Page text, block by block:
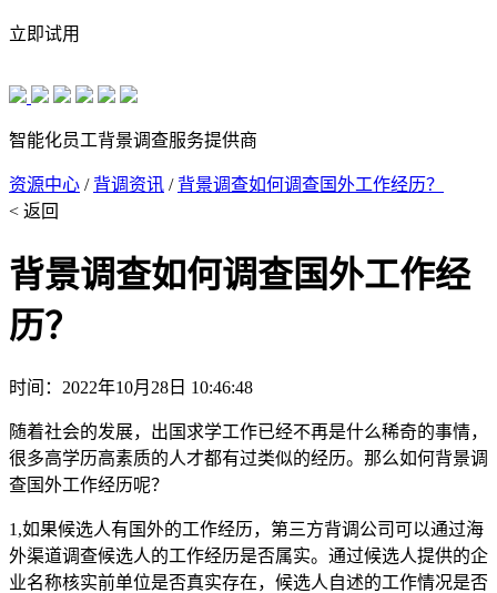
立即试用
智能化员工背景调查服务提供商
资源中心 / 背调资讯 / 背景调查如何调查国外工作经历？
< 返回
背景调查如何调查国外工作经
历？
时间：2022年10月28日 10:46:48
随着社会的发展，出国求学工作已经不再是什么稀奇的事情，
很多高学历高素质的人才都有过类似的经历。那么如何背景调
查国外工作经历呢？
1,如果候选人有国外的工作经历，第三方背调公司可以通过海
外渠道调查候选人的工作经历是否属实。通过候选人提供的企
业名称核实前单位是否真实存在，候选人自述的工作情况是否